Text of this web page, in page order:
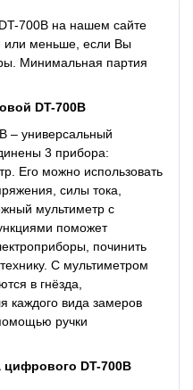
700B на нашем сайте
меньше, если Вы
Минимальная партия
DT-700B
– универсальный
3 прибора:
Его можно использовать
силы тока,
мультиметр с
поможет
починить
С мультиметром
в гнёзда,
каждого вида замеров
ручки
цифрового DT-700B